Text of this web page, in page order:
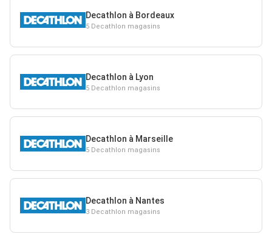
Decathlon à Bordeaux
5 Decathlon magasins
Decathlon à Lyon
5 Decathlon magasins
Decathlon à Marseille
5 Decathlon magasins
Decathlon à Nantes
3 Decathlon magasins